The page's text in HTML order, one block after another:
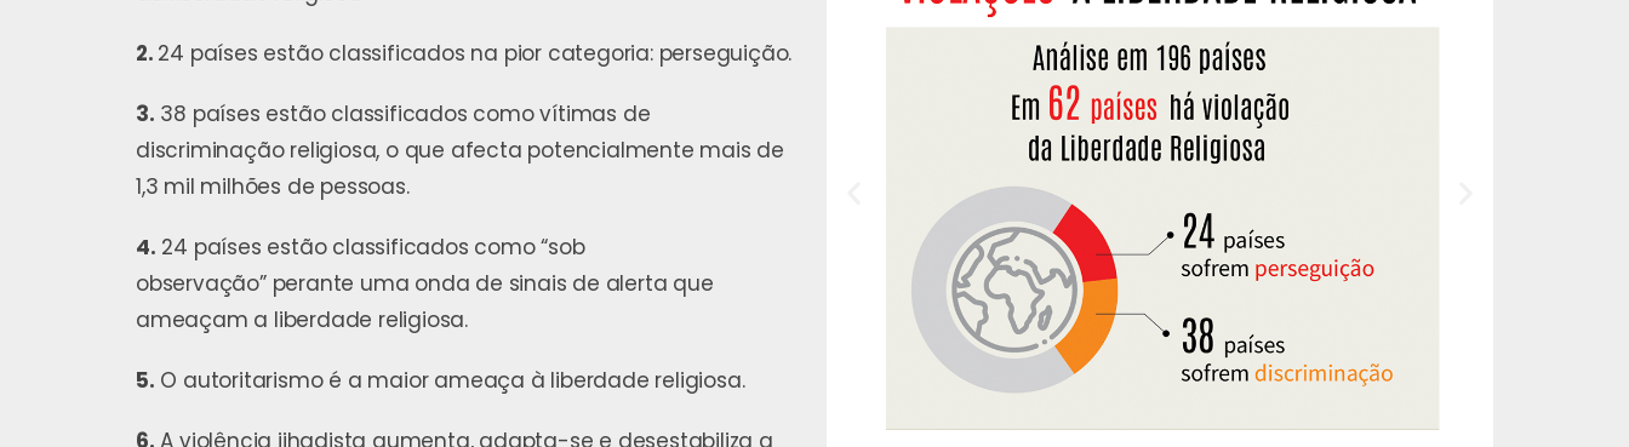
2. 24 países estão classificados na pior categoria: perseguição.
3. 38 países estão classificados como vítimas de
discriminação religiosa, o que afecta potencialmente mais de
1,3 mil milhões de pessoas.
4. 24 países estão classificados como “sob
observação” perante uma onda de sinais de alerta que
ameaçam a liberdade religiosa.
5. O autoritarismo é a maior ameaça à liberdade religiosa.
6. A violência jihadista aumenta, adapta-se e desestabiliza a